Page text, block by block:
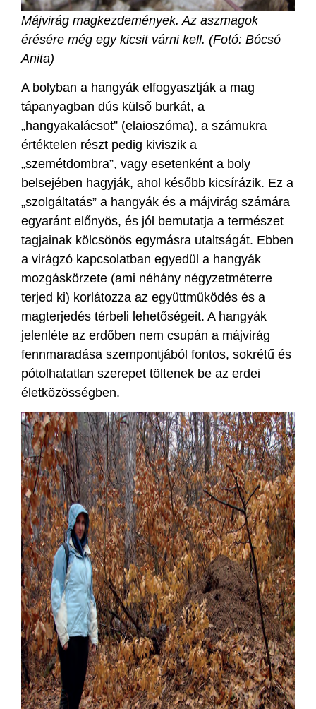
Májvirág magkezdemények. Az aszmagok
érésére még egy kicsit várni kell. (Fotó: Bócsó
Anita)
A bolyban a hangyák elfogyasztják a mag
tápanyagban dús külső burkát, a
„hangyakalácsot” (elaioszóma), a számukra
értéktelen részt pedig kiviszik a
„szemétdombra”, vagy esetenként a boly
belsejében hagyják, ahol később kicsírázik. Ez a
„szolgáltatás” a hangyák és a májvirág számára
egyaránt előnyös, és jól bemutatja a természet
tagjainak kölcsönös egymásra utaltságát. Ebben
a virágzó kapcsolatban egyedül a hangyák
mozgáskörzete (ami néhány négyzetméterre
terjed ki) korlátozza az együttműködés és a
magterjedés térbeli lehetőségeit. A hangyák
jelenléte az erdőben nem csupán a májvirág
fennmaradása szempontjából fontos, sokrétű és
pótolhatatlan szerepet töltenek be az erdei
életközösségben.